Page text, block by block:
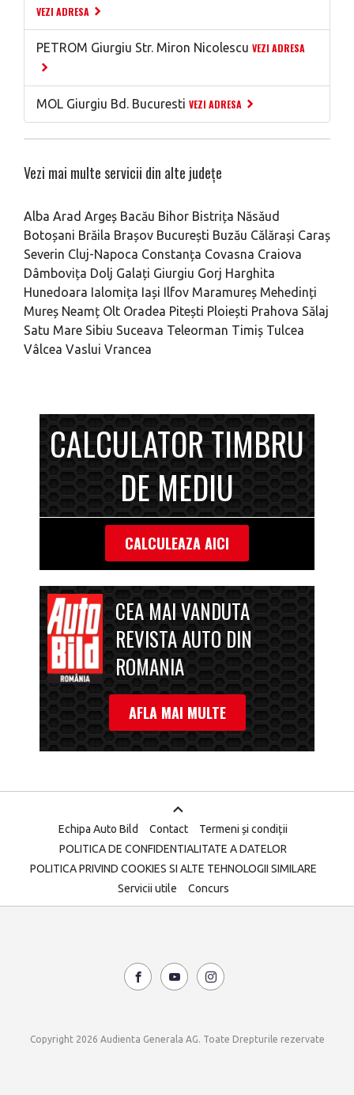
VEZI ADRESA
PETROM Giurgiu Str. Miron Nicolescu VEZI ADRESA
MOL Giurgiu Bd. Bucuresti VEZI ADRESA
Vezi mai multe servicii din alte județe
Alba Arad Argeș Bacău Bihor Bistrița Năsăud
Botoșani Brăila Brașov București Buzău Călărași Caraș
Severin Cluj-Napoca Constanța Covasna Craiova
Dâmbovița Dolj Galați Giurgiu Gorj Harghita
Hunedoara Ialomița Iași Ilfov Maramureș Mehedinți
Mureș Neamț Olt Oradea Pitești Ploiești Prahova Sălaj
Satu Mare Sibiu Suceava Teleorman Timiș Tulcea
Vâlcea Vaslui Vrancea
CALCULATOR TIMBRU
DE MEDIU
CALCULEAZA AICI
CEA MAI VANDUTA
REVISTA AUTO DIN
ROMANIA
AFLA MAI MULTE
Echipa Auto Bild Contact
Termeni și condiții
POLITICA DE CONFIDENTIALITATE A DATELOR
POLITICA PRIVIND COOKIES SI ALTE TEHNOLOGII SIMILARE
Servicii utile
Concurs
Copyright 2026 Audienta Generala AG. Toate Drepturile rezervate